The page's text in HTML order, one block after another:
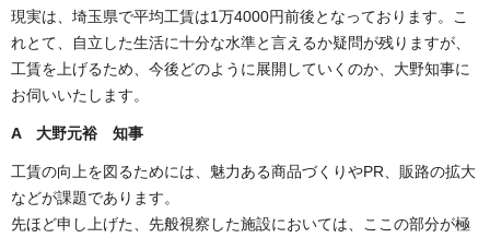
現実は、埼玉県で平均工賃は1万4000円前後となっております。こ
れとて、自立した生活に十分な水準と言えるか疑問が残りますが、
工賃を上げるため、今後どのように展開していくのか、大野知事に
お伺いいたします。
A 大野元裕 知事
工賃の向上を図るためには、魅力ある商品づくりやPR、販路の拡大
などが課題であります。
先ほど申し上げた、先般視察した施設においては、ここの部分が極